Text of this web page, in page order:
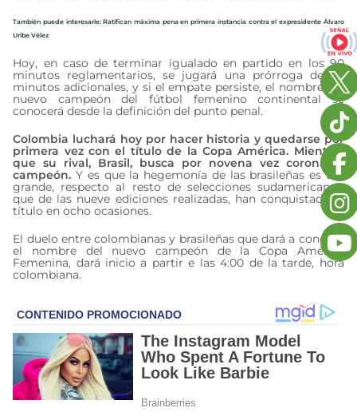
También puede interesarle: Ratifican máxima pena en primera instancia contra el expresidente Álvaro
Uribe Vélez
Hoy, en caso de terminar igualado en partido en los 90
minutos reglamentarios, se jugará una prórroga de 30
minutos adicionales, y si el empate persiste, el nombre del
nuevo campeón del fútbol femenino continental se
conocerá desde la definición del punto penal.
Colombia luchará hoy por hacer historia y quedarse por
primera vez con el título de la Copa América. Mientras
que su rival, Brasil, busca por novena vez coronarse
campeón. Y es que la hegemonía de las brasileñas es tan
grande, respecto al resto de selecciones sudamericanas,
que de las nueve ediciones realizadas, han conquistado el
título en ocho ocasiones.
El duelo entre colombianas y brasileñas que dará a conocer
el nombre del nuevo campeón de la Copa América
Femenina, dará inicio a partir e las 4:00 de la tarde, hora
colombiana.